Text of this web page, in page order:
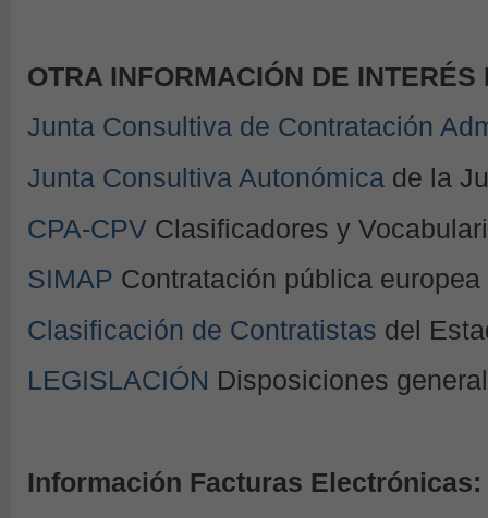
OTRA INFORMACIÓN DE
Junta Consultiva de Contratación
Junta Consultiva Autonómica de la
CPA-CPV Clasificadores y
SIMAP Contratación pública europea
Clasificación de Contratistas del
LEGISLACIÓN Disposiciones
Información Facturas Electrónicas: